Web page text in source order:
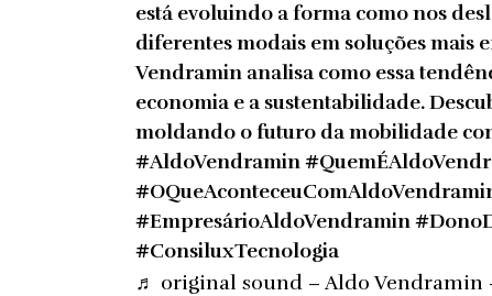
está evoluindo a forma como nos
diferentes modais em soluções mais
Vendramin analisa como essa
economia e a sustentabilidade.
moldando o futuro da mobilidade
#AldoVendramin
#EmpresárioAldoVendramin
#ConsiluxTecnologia
♬ original sound – Aldo Vendramin